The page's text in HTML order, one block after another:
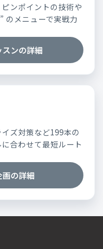
ンポイントの技術や
のメニューで実戦力
ンの詳細
ズ対策など199本の
合わせて最短ルート
の詳細